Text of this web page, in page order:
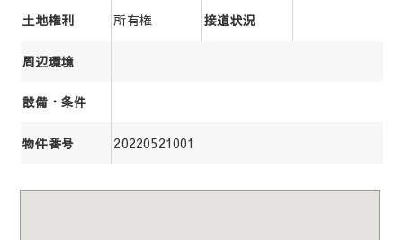
土地権利 所有権 接道状況
周辺環境
設備・条件
物件番号 20220521001